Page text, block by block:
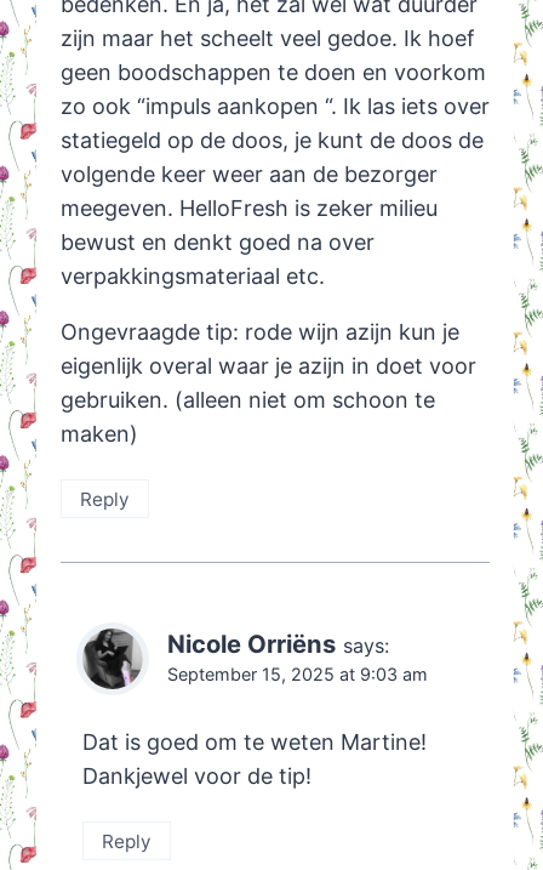
zijn maar het scheelt veel gedoe. Ik hoef
geen boodschappen te doen en voorkom
zo ook “impuls aankopen “. Ik las iets over
statiegeld op de doos, je kunt de doos de
volgende keer weer aan de bezorger
meegeven. HelloFresh is zeker milieu
bewust en denkt goed na over
verpakkingsmateriaal etc.
Ongevraagde tip: rode wijn azijn kun je
eigenlijk overal waar je azijn in doet voor
gebruiken. (alleen niet om schoon te
maken)
Reply
Nicole Orriëns says:
September 15, 2025 at 9:03 am
Dat is goed om te weten Martine!
Dankjewel voor de tip!
Reply